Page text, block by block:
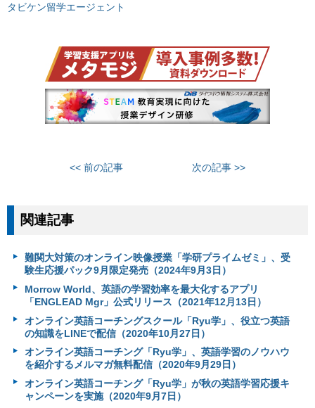
タビケン留学エージェント
<< 前の記事 次の記事 >>
関連記事
難関大対策のオンライン映像授業「学研プライムゼミ」、受
験生応援パック9月限定発売（2024年9月3日）
Morrow World、英語の学習効率を最大化するアプリ
「ENGLEAD Mgr」公式リリース（2021年12月13日）
オンライン英語コーチングスクール「Ryu学」、役立つ英語
の知識をLINEで配信（2020年10月27日）
オンライン英語コーチング「Ryu学」、英語学習のノウハウ
を紹介するメルマガ無料配信（2020年9月29日）
オンライン英語コーチング「Ryu学」が秋の英語学習応援キ
ャンペーンを実施（2020年9月7日）